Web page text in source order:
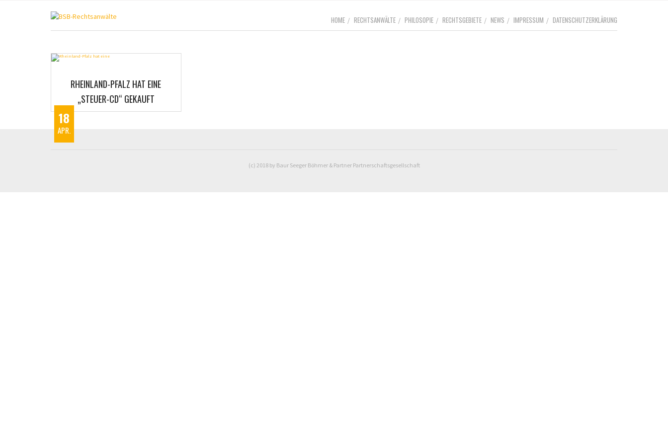
HOME RECHTSANWÄLTE PHILOSOPIE RECHTSGEBIETE NEWS IMPRESSUM DATENSCHUTZERKLÄRUNG
18
APR.
RHEINLAND-PFALZ HAT EINE
„STEUER-CD“ GEKAUFT
(c) 2018 by Baur Seeger Böhmer & Partner Partnerschaftsgesellschaft